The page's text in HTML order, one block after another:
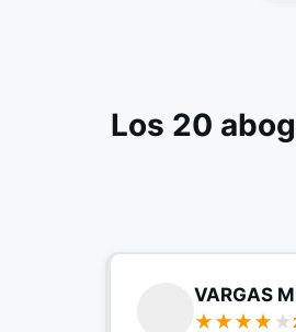
Los 20
VARGAS